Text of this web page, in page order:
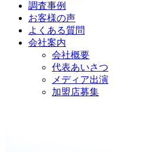
調査事例
お客様の声
よくある質問
会社案内
会社概要
代表あいさつ
メディア出演
加盟店募集